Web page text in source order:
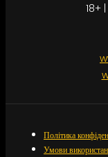
18+ |
Політика
Умови